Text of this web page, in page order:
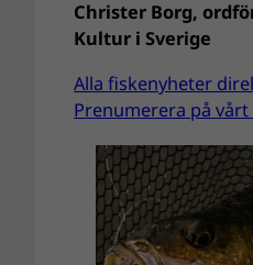
Christer Borg,
Kultur i Sverige
Alla fiskenyheter
Prenumerera på